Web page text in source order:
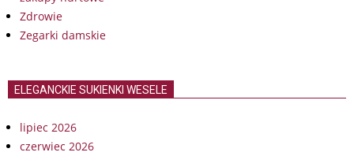
Zdrowie
Zegarki damskie
ELEGANCKIE SUKIENKI WESELE
lipiec 2026
czerwiec 2026